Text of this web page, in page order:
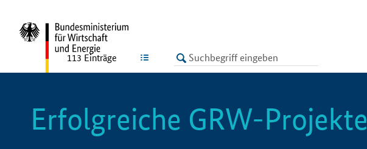
LISTE
113 Einträge
Erfolgreiche GRW-Projekte